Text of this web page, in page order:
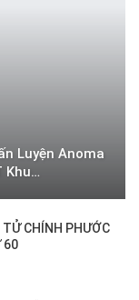
Luyện Anoma
Khu…
CHÍNH PHƯỚC
60